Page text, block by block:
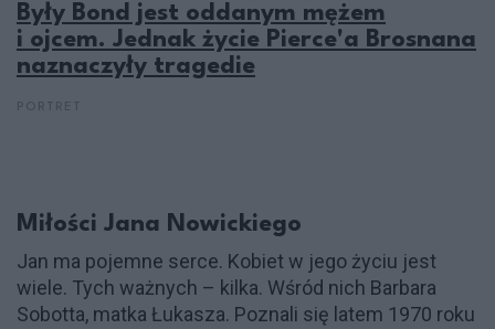
Były Bond jest oddanym mężem
i ojcem. Jednak życie Pierce'a Brosnana
naznaczyły tragedie
Miłości Jana Nowickiego
Jan ma pojemne serce. Kobiet w jego życiu jest
wiele. Tych ważnych – kilka. Wśród nich Barbara
Sobotta, matka Łukasza. Poznali się latem 1970 roku